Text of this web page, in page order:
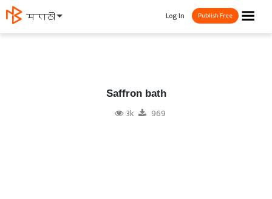
मराठी ☰
Log In Publish Free
Saffron bath
3k 969